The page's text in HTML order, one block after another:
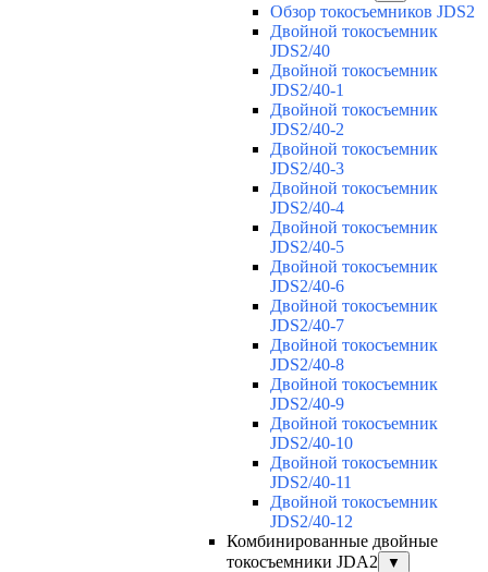
Обзор токосъемников JDS2
Двойной токосъемник
JDS2/40
Двойной токосъемник
JDS2/40-1
Двойной токосъемник
JDS2/40-2
Двойной токосъемник
JDS2/40-3
Двойной токосъемник
JDS2/40-4
Двойной токосъемник
JDS2/40-5
Двойной токосъемник
JDS2/40-6
Двойной токосъемник
JDS2/40-7
Двойной токосъемник
JDS2/40-8
Двойной токосъемник
JDS2/40-9
Двойной токосъемник
JDS2/40-10
Двойной токосъемник
JDS2/40-11
Двойной токосъемник
JDS2/40-12
Комбинированные двойные
токосъемники JDA2
▼